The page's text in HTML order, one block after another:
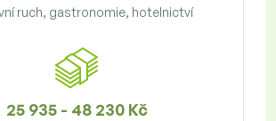
ruch, gastronomie, hotelnictví
25 935 - 48 230 Kč